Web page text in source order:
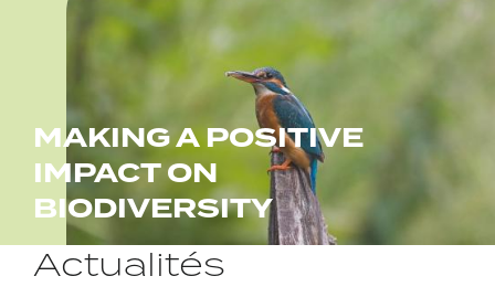
MAKING A POSITIVE
IMPACT ON
BIODIVERSITY
Actualités